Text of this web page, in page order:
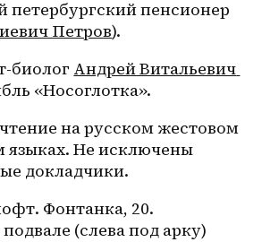
Петров).
биолог Андрей Витальевич
«Носоглотка».
на русском жестовом
языках. Не исключены
докладчики.
Фонтанка, 20.
(слева под арку)